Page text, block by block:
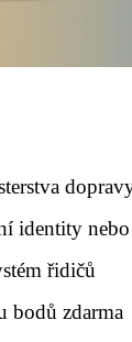
identity
řidičů
bodů zdarma